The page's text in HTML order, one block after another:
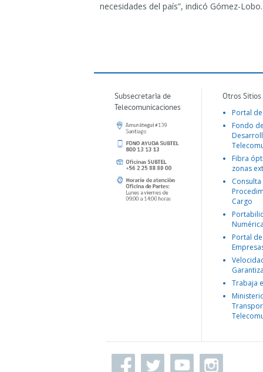
necesidades del país”, indicó Gómez-Lobo.
Subsecretaría de
Telecomunicaciones
Otros
Portal
Fondo
Fibra
zonas
Consulta
Cargo
Portal
Trabaja